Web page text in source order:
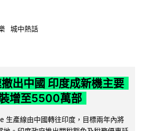
城中熱話
出中國 印度成新機主要
增至5500萬部
生產線由中國轉往印度，目標兩年內將